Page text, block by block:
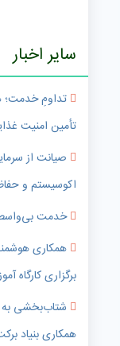
سایر اخبار
تداومِ خدمت؛
تأمین امنیت
صیانت از
اکوسیستم و
خدمت
همکاری
برگزاری کارگاه
شتاب‌بخشی به
همکاری بنیاد